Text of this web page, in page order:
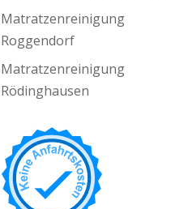
Matratzenreinigung
Roggendorf
Matratzenreinigung
Rödinghausen